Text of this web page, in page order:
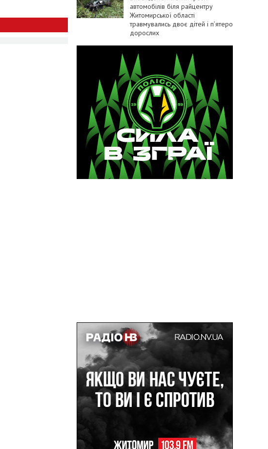
автомобілів біля райцентру
Житомирської області
травмувались двоє дітей і пʼятеро
дорослих